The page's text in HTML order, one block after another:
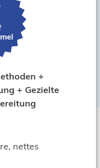
+
+ Gezielte
nettes